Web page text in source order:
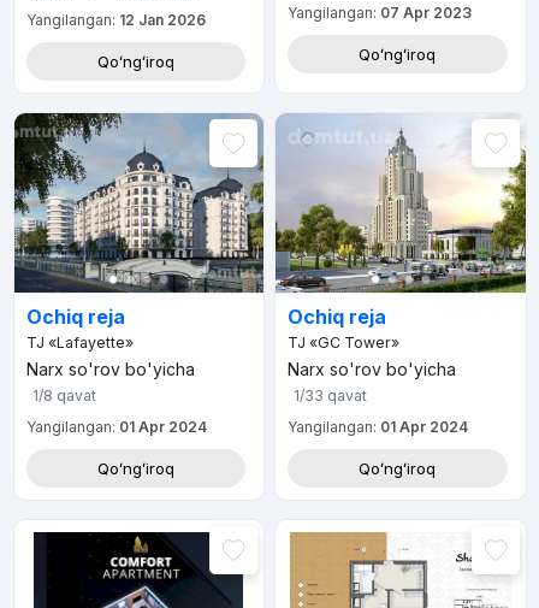
Yangilangan: 12 Jan 2026
Qoʻngʻiroq
Yangilangan: 07 Apr 2023
Qoʻngʻiroq
Ochiq reja
TJ «Lafayette»
Narx so'rov bo'yicha
1/8 qavat
Yangilangan: 01 Apr 2024
Qoʻngʻiroq
Ochiq reja
TJ «GC Tower»
Narx so'rov bo'yicha
1/33 qavat
Yangilangan: 01 Apr 2024
Qoʻngʻiroq